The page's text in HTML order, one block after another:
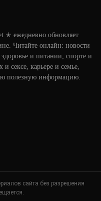
✭ ежедневно обновляет
Читайте онлайн: новости
и питании, спорте и
сексе, карьере и семье,
полезную информацию.
сайта без разрешения